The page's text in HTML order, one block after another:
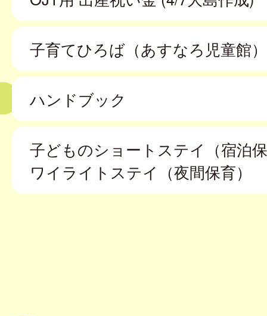
子育てひろば（あすなろ児童館）
ハンドブック
子どものショートステイ（宿泊
ワイライトステイ（夜間保育）